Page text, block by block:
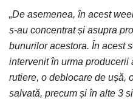
„De asemenea, în acest
s-au concentrat și asupra
bunurilor acestora. În acest
intervenit în urma producerii
rutiere, o deblocare de ușă,
salvată, precum și în alte 3